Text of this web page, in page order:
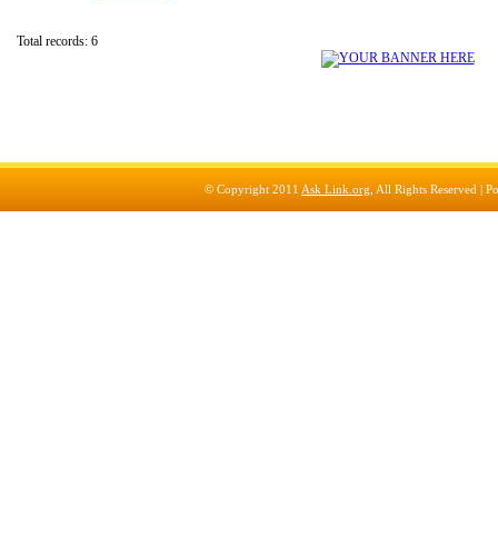
Total records: 6
© Copyright 2011 Ask Link.org , All Rights Reserved |